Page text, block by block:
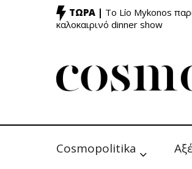
ΤΩΡΑ | Το Lío Mykonos
καλοκαιρινό dinner show
Cosmopolitika